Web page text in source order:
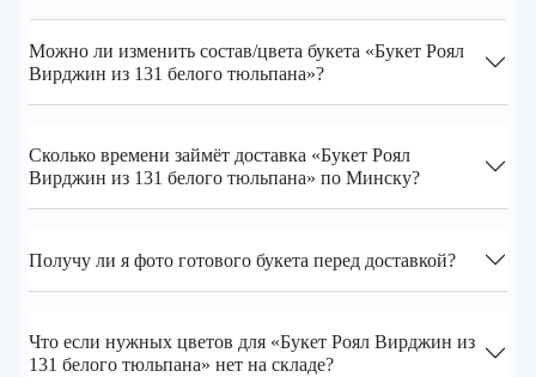
Можно ли изменить состав/цвета букета «Букет Роял
Вирджин из 131 белого тюльпана»?
Сколько времени займёт доставка «Букет Роял
Вирджин из 131 белого тюльпана» по Минску?
Получу ли я фото готового букета перед доставкой?
Что если нужных цветов для «Букет Роял Вирджин из
131 белого тюльпана» нет на складе?